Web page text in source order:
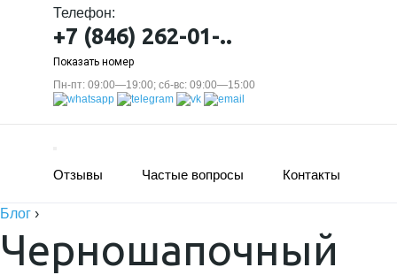
Телефон:
+7 (846) 262-01-..
Показать номер
Пн-пт: 09:00—19:00; сб-вс: 09:00—15:00
Отзывы Частые вопросы Контакты
Блог ›
Черношапочный